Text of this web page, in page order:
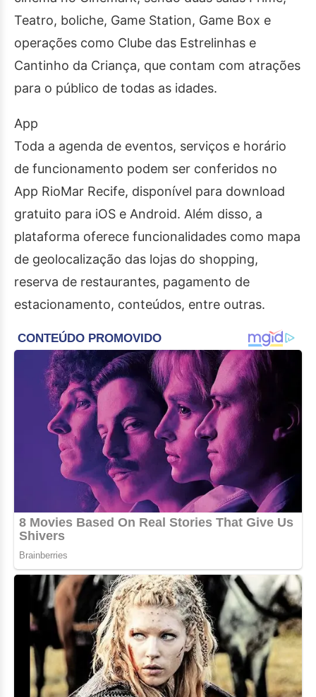
Teatro, boliche, Game Station, Game Box e
operações como Clube das Estrelinhas e
Cantinho da Criança, que contam com atrações
para o público de todas as idades.
App
Toda a agenda de eventos, serviços e horário
de funcionamento podem ser conferidos no
App RioMar Recife, disponível para download
gratuito para iOS e Android. Além disso, a
plataforma oferece funcionalidades como mapa
de geolocalização das lojas do shopping,
reserva de restaurantes, pagamento de
estacionamento, conteúdos, entre outras.